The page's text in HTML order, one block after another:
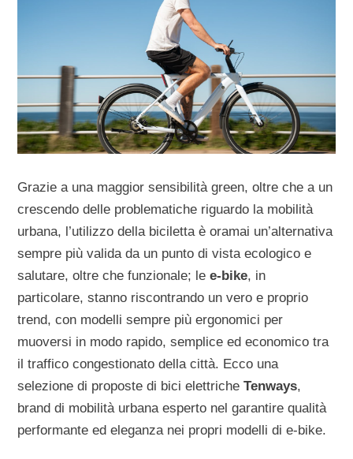
Grazie a una maggior sensibilità green, oltre che a un
crescendo delle problematiche riguardo la mobilità
urbana, l’utilizzo della biciletta è oramai un’alternativa
sempre più valida da un punto di vista ecologico e
salutare, oltre che funzionale; lee-bike, in
particolare, stanno riscontrando un vero e proprio
trend, con modelli sempre più ergonomici per
muoversi in modo rapido, semplice ed economico tra
il traffico congestionato della città. Ecco una
selezione di proposte di bici elettricheTenways,
brand di mobilità urbana esperto nel garantire qualità
performante ed eleganza nei propri modelli di e-bike.